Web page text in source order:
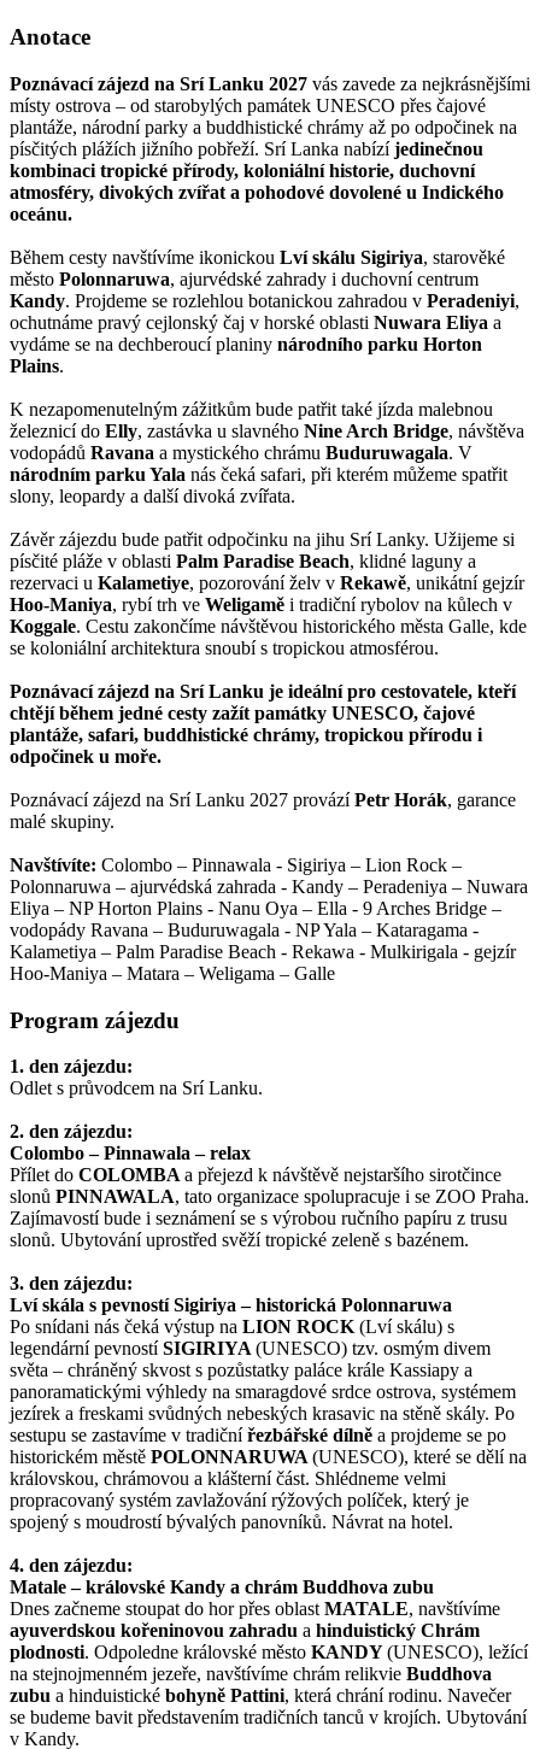
Anotace
Poznávací zájezd na Srí Lanku 2027 vás zavede za nejkrásnějšími
místy ostrova – od starobylých památek UNESCO přes čajové
plantáže, národní parky a buddhistické chrámy až po odpočinek na
písčitých plážích jižního pobřeží. Srí Lanka nabízíjedinečnou
kombinaci tropické přírody, koloniální historie, duchovní
atmosféry, divokých zvířat a pohodové dovolené u Indického
oceánu.
Během cesty navštívíme ikonickou Lví skálu Sigiriya, starověké
město Polonnaruwa, ajurvédské zahrady i duchovní centrum
Kandy. Projdeme se rozlehlou botanickou zahradou v Peradeniyi,
ochutnáme pravý cejlonský čaj v horské oblasti Nuwara Eliya a
vydáme se na dechberoucí planiny národního parku Horton
Plains.
K nezapomenutelným zážitkům bude patřit také jízda malebnou
železnicí do Elly, zastávka u slavného Nine Arch Bridge, návštěva
vodopádů Ravana a mystického chrámu Buduruwagala. V
národním parku Yala nás čeká safari, při kterém můžeme spatřit
slony, leopardy a další divoká zvířata.
Závěr zájezdu bude patřit odpočinku na jihu Srí Lanky. Užijeme si
písčité pláže v oblasti Palm Paradise Beach, klidné laguny a
rezervaci u Kalametiye, pozorování želv v Rekawě, unikátní gejzír
Hoo-Maniya, rybí trh ve Weligamě i tradiční rybolov na kůlech v
Koggale. Cestu zakončíme návštěvou historického města Galle, kde
se koloniální architektura snoubí s tropickou atmosférou.
Poznávací zájezd na Srí Lanku je ideální pro cestovatele, kteří
chtějí během jedné cesty zažít památky UNESCO, čajové
plantáže, safari, buddhistické chrámy, tropickou přírodu i
odpočinek u moře.
Poznávací zájezd na Srí Lanku 2027 provázíPetr Horák, garance
malé skupiny.
Navštívíte: Colombo – Pinnawala - Sigiriya – Lion Rock –
Polonnaruwa – ajurvédská zahrada - Kandy – Peradeniya – Nuwara
Eliya – NP Horton Plains - Nanu Oya – Ella - 9 Arches Bridge –
vodopády Ravana – Buduruwagala - NP Yala – Kataragama -
Kalametiya – Palm Paradise Beach - Rekawa - Mulkirigala - gejzír
Hoo-Maniya – Matara – Weligama – Galle
Program zájezdu
1. den zájezdu:
Odlet s průvodcem na Srí Lanku.
2. den zájezdu:
Colombo – Pinnawala – relax
Přílet do COLOMBAa přejezd k návštěvě nejstaršího sirotčince
slonů PINNAWALA, tato organizace spolupracuje i se ZOO Praha.
Zajímavostí bude i seznámení se s výrobou ručního papíru z trusu
slonů. Ubytování uprostřed svěží tropické zeleně s bazénem.
3. den zájezdu:
Lví skála s pevností Sigiriya – historická Polonnaruwa
Po snídani nás čeká výstup na LION ROCK(Lví skálu) s
legendární pevnostíSIGIRIYA(UNESCO) tzv. osmým divem
světa – chráněný skvost s pozůstatky paláce krále Kassiapy a
panoramatickými výhledy na smaragdové srdce ostrova, systémem
jezírek a freskami svůdných nebeských krasavic na stěně skály. Po
sestupu se zastavíme v tradičnířezbářské dílně a projdeme se po
historickém městě POLONNARUWA(UNESCO), které se dělí na
královskou, chrámovou a klášterní část. Shlédneme velmi
propracovaný systém zavlažování rýžových políček, který je
spojený s moudrostí bývalých panovníků. Návrat na hotel.
4. den zájezdu:
Matale – královské Kandy a chrám Buddhova zubu
Dnes začneme stoupat do hor přes oblastMATALE, navštívíme
ayuverdskou kořeninovou zahradu a hinduistický Chrám
plodnosti. Odpoledne královské město KANDY(UNESCO), ležící
na stejnojmenném jezeře, navštívíme chrám relikvie Buddhova
zubu a hinduistické bohyně Pattini, která chrání rodinu. Navečer
se budeme bavit představením tradičních tanců v krojích. Ubytování
v Kandy.